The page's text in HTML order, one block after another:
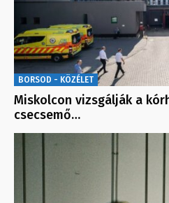
BORSOD - KÖZÉLET
Miskolcon vizsgálják a
csecsemő…